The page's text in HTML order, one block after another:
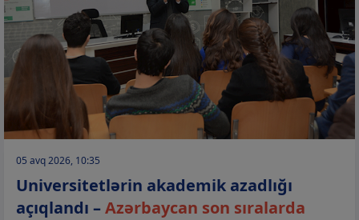
05 avq 2026, 10:35
Universitetlərin akademik azadlığı
açıqlandı –Azərbaycan son sıralarda